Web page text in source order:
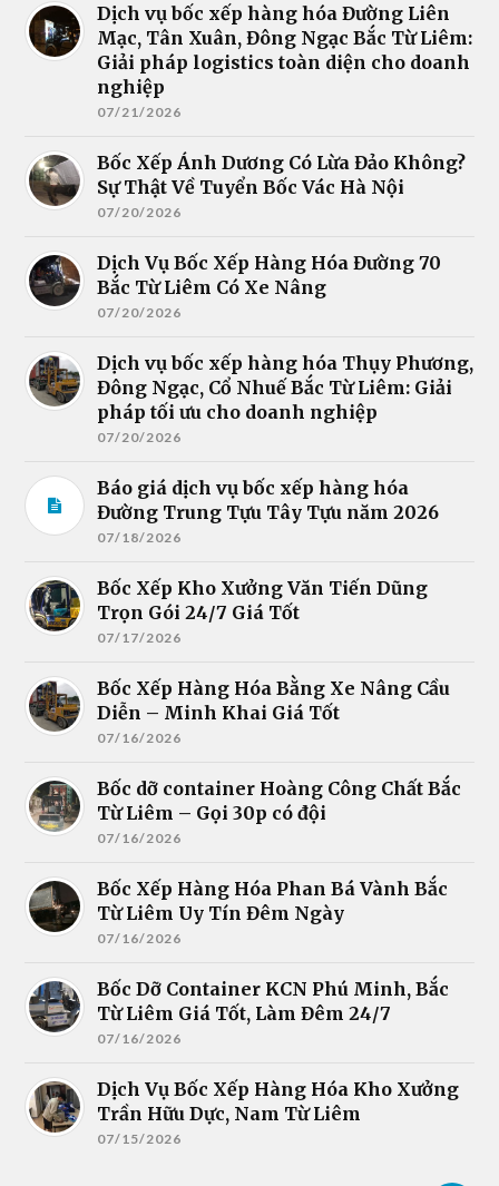
Dịch vụ bốc xếp hàng hóa Đường Liên
Mạc, Tân Xuân, Đông Ngạc Bắc Từ Liêm:
Giải pháp logistics toàn diện cho doanh
nghiệp
07/21/2026
Bốc Xếp Ánh Dương Có Lừa Đảo Không?
Sự Thật Về Tuyển Bốc Vác Hà Nội
07/20/2026
Dịch Vụ Bốc Xếp Hàng Hóa Đường 70
Bắc Từ Liêm Có Xe Nâng
07/20/2026
Dịch vụ bốc xếp hàng hóa Thụy Phương,
Đông Ngạc, Cổ Nhuế Bắc Từ Liêm: Giải
pháp tối ưu cho doanh nghiệp
07/20/2026
Báo giá dịch vụ bốc xếp hàng hóa
Đường Trung Tựu Tây Tựu năm 2026
07/18/2026
Bốc Xếp Kho Xưởng Văn Tiến Dũng
Trọn Gói 24/7 Giá Tốt
07/17/2026
Bốc Xếp Hàng Hóa Bằng Xe Nâng Cầu
Diễn – Minh Khai Giá Tốt
07/16/2026
Bốc dỡ container Hoàng Công Chất Bắc
Từ Liêm – Gọi 30p có đội
07/16/2026
Bốc Xếp Hàng Hóa Phan Bá Vành Bắc
Từ Liêm Uy Tín Đêm Ngày
07/16/2026
Bốc Dỡ Container KCN Phú Minh, Bắc
Từ Liêm Giá Tốt, Làm Đêm 24/7
07/16/2026
Dịch Vụ Bốc Xếp Hàng Hóa Kho Xưởng
Trần Hữu Dực, Nam Từ Liêm
07/15/2026